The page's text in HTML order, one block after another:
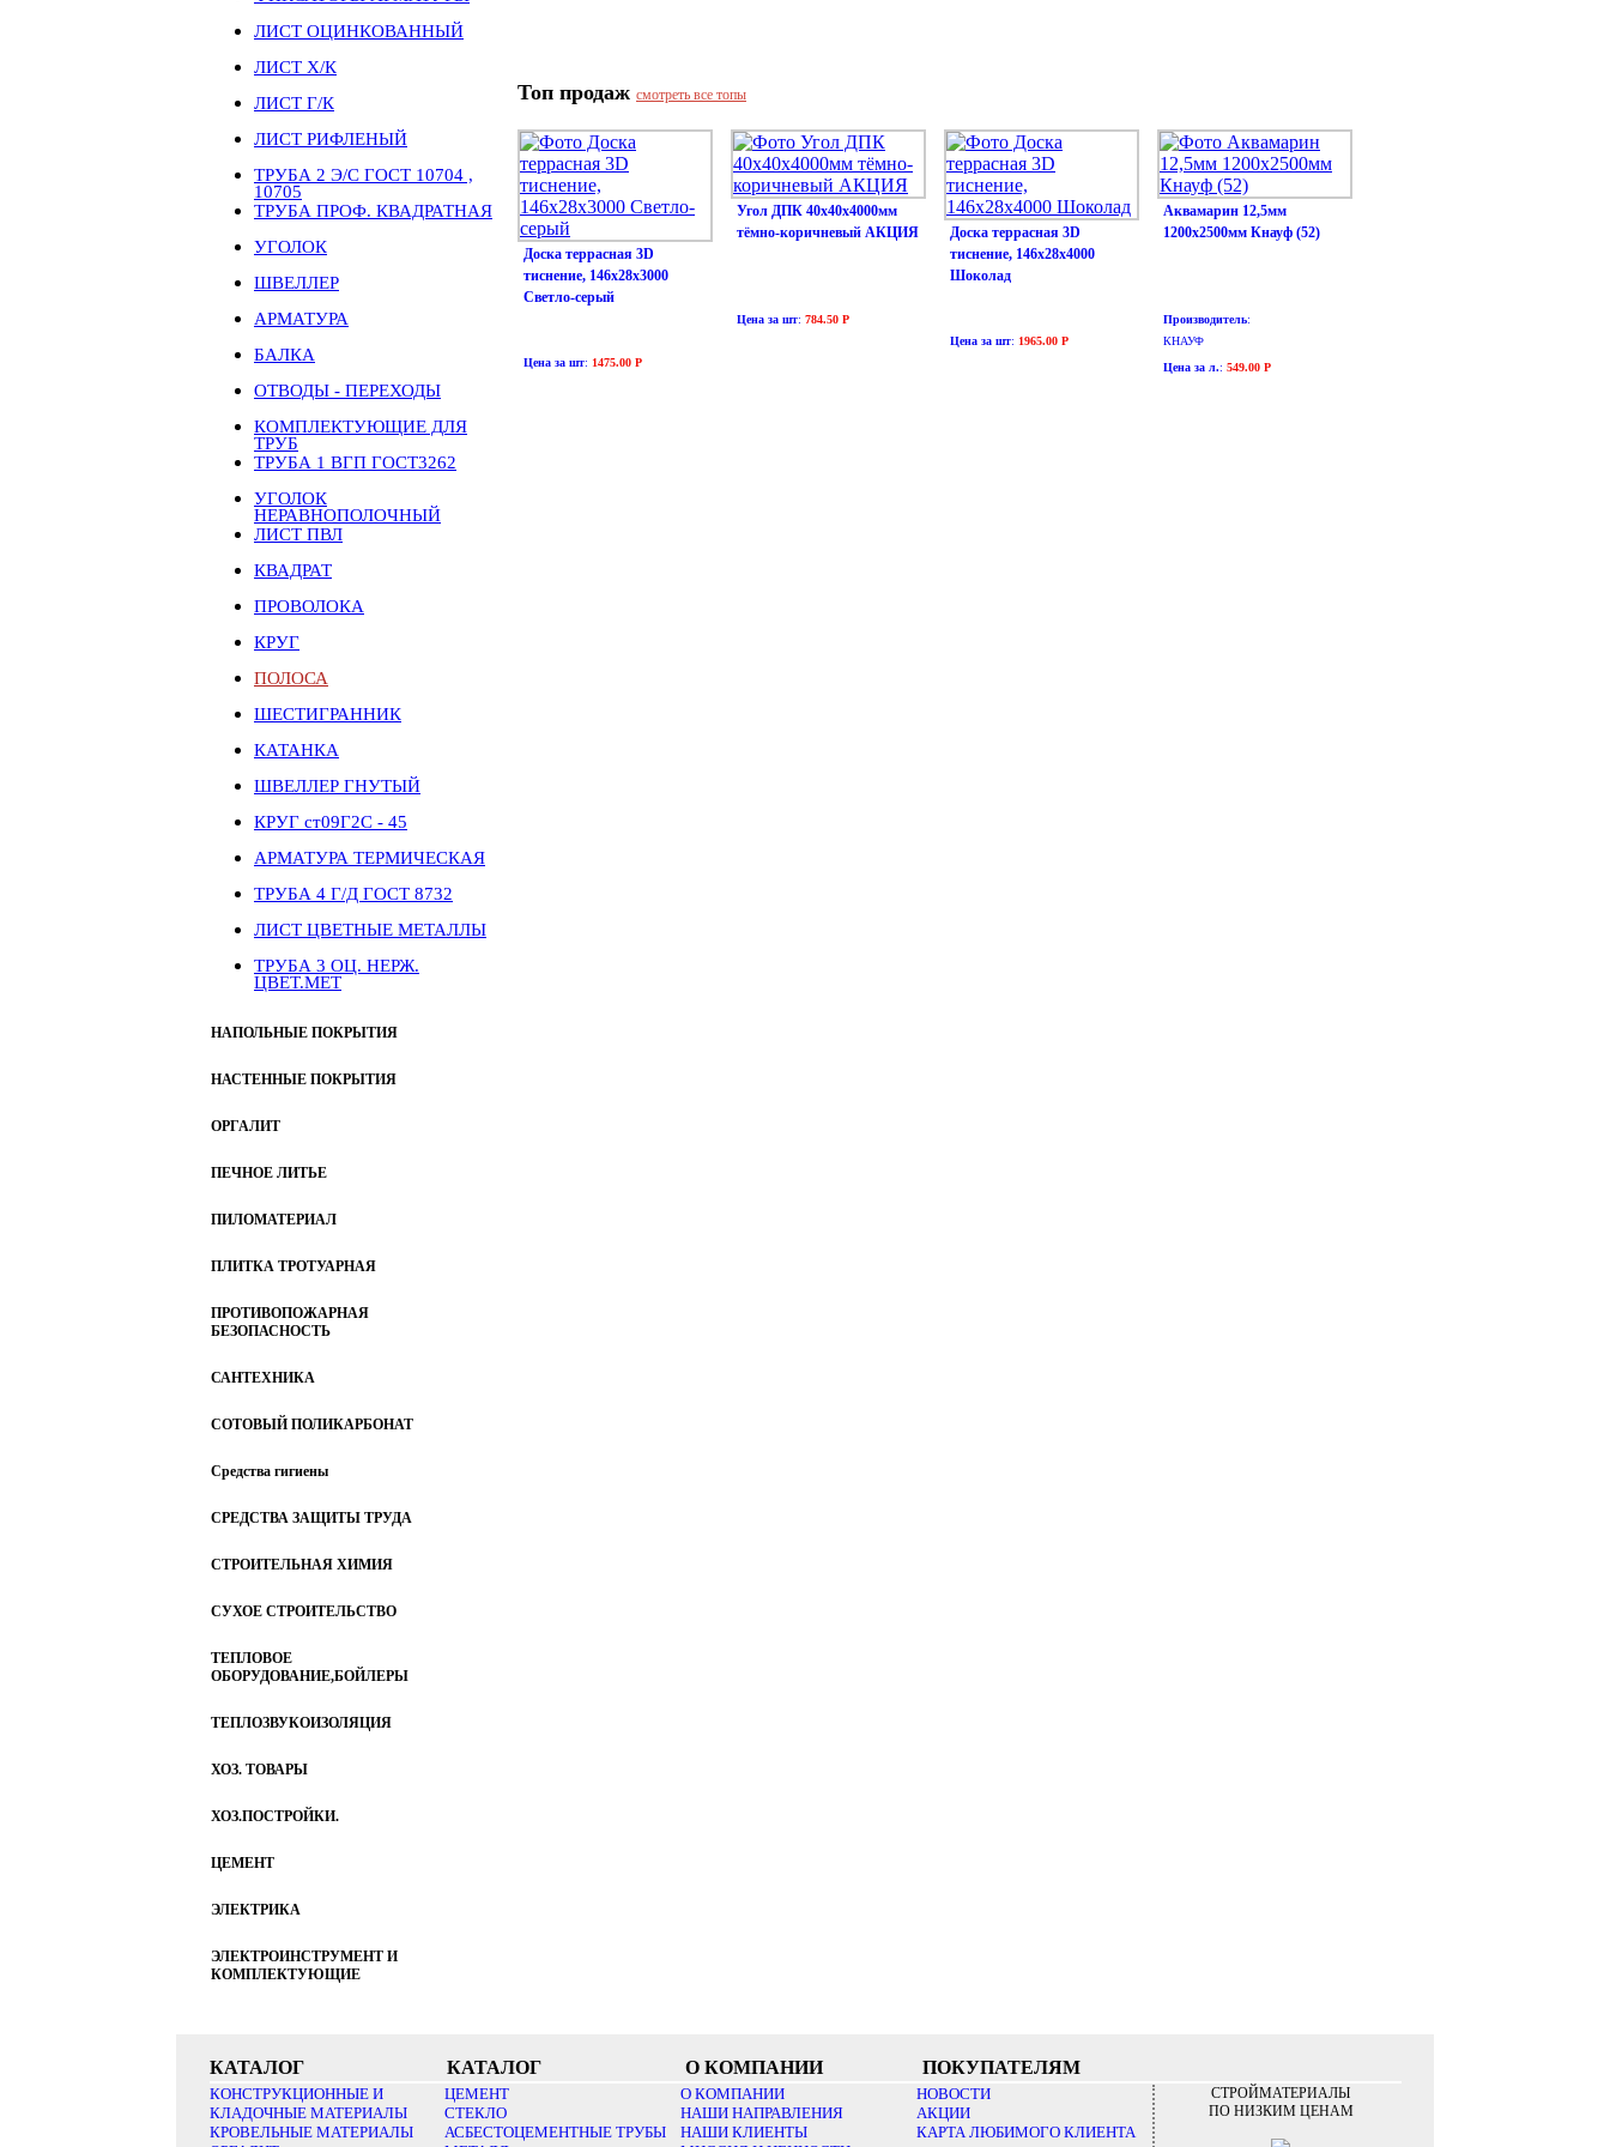
ЛИСТ ОЦИНКОВАННЫЙ
ЛИСТ Х/К
ЛИСТ Г/К
ЛИСТ РИФЛЕНЫЙ
ТРУБА 2 Э/С ГОСТ 10704 ,
10705
ТРУБА ПРОФ. КВАДРАТНАЯ
УГОЛОК
ШВЕЛЛЕР
АРМАТУРА
БАЛКА
ОТВОДЫ - ПЕРЕХОДЫ
КОМПЛЕКТУЮЩИЕ ДЛЯ
ТРУБ
ТРУБА 1 ВГП ГОСТ3262
УГОЛОК
НЕРАВНОПОЛОЧНЫЙ
ЛИСТ ПВЛ
КВАДРАТ
ПРОВОЛОКА
КРУГ
ПОЛОСА
ШЕСТИГРАННИК
КАТАНКА
ШВЕЛЛЕР ГНУТЫЙ
КРУГ ст09Г2С - 45
АРМАТУРА ТЕРМИЧЕСКАЯ
ТРУБА 4 Г/Д ГОСТ 8732
ЛИСТ ЦВЕТНЫЕ МЕТАЛЛЫ
ТРУБА 3 ОЦ. НЕРЖ.
ЦВЕТ.МЕТ
НАПОЛЬНЫЕ ПОКРЫТИЯ
НАСТЕННЫЕ ПОКРЫТИЯ
ОРГАЛИТ
ПЕЧНОЕ ЛИТЬЕ
ПИЛОМАТЕРИАЛ
ПЛИТКА ТРОТУАРНАЯ
ПРОТИВОПОЖАРНАЯ
БЕЗОПАСНОСТЬ
САНТЕХНИКА
СОТОВЫЙ ПОЛИКАРБОНАТ
Средства гигиены
СРЕДСТВА ЗАЩИТЫ ТРУДА
СТРОИТЕЛЬНАЯ ХИМИЯ
СУХОЕ СТРОИТЕЛЬСТВО
ТЕПЛОВОЕ
ОБОРУДОВАНИЕ,БОЙЛЕРЫ
ТЕПЛОЗВУКОИЗОЛЯЦИЯ
ХОЗ. ТОВАРЫ
ХОЗ.ПОСТРОЙКИ.
ЦЕМЕНТ
ЭЛЕКТРИКА
ЭЛЕКТРОИНСТРУМЕНТ И
КОМПЛЕКТУЮЩИЕ
Топ продаж смотреть все топы
Доска террасная 3D
тиснение, 146х28х3000
Светло-серый
Цена за шт: 1475.00 Р
Угол ДПК 40х40х4000мм
тёмно-коричневый АКЦИЯ
Цена за шт: 784.50 Р
Доска террасная 3D
тиснение, 146х28х4000
Шоколад
Цена за шт: 1965.00 Р
Аквамарин 12,5мм
1200х2500мм Кнауф (52)
Производитель:
КНАУФ
Цена за л.: 549.00 Р
КАТАЛОГ КАТАЛОГ О КОМПАНИИ ПОКУПАТЕЛЯМ
КОНСТРУКЦИОННЫЕ И
КЛАДОЧНЫЕ МАТЕРИАЛЫ
КРОВЕЛЬНЫЕ МАТЕРИАЛЫ
ЦЕМЕНТ
СТЕКЛО
АСБЕСТОЦЕМЕНТНЫЕ ТРУБЫ
О КОМПАНИИ
НАШИ НАПРАВЛЕНИЯ
НАШИ КЛИЕНТЫ
НОВОСТИ
АКЦИИ
КАРТА ЛЮБИМОГО КЛИЕНТА
СТРОЙМАТЕРИАЛЫ
ПО НИЗКИМ ЦЕНАМ